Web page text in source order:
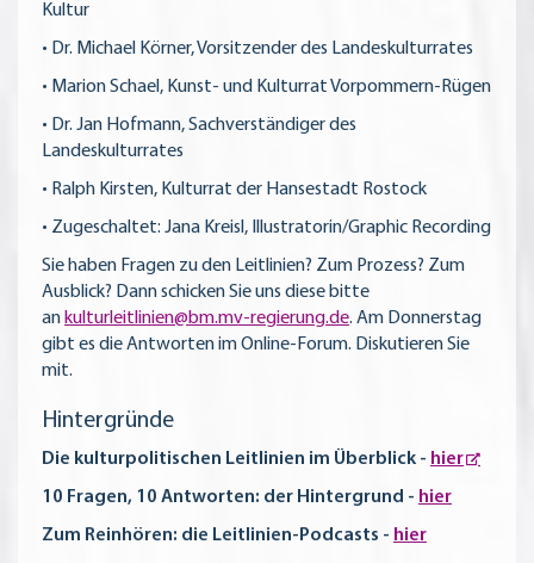
Kultur
• Dr. Michael Körner, Vorsitzender des Landeskulturrates
• Marion Schael, Kunst- und Kulturrat Vorpommern-Rügen
• Dr. Jan Hofmann, Sachverständiger des
Landeskulturrates
• Ralph Kirsten, Kulturrat der Hansestadt Rostock
• Zugeschaltet: Jana Kreisl, Illustratorin/Graphic Recording
Sie haben Fragen zu den Leitlinien? Zum Prozess? Zum
Ausblick? Dann schicken Sie uns diese bitte
ankulturleitlinien@bm.mv-regierung.de. Am Donnerstag
gibt es die Antworten im Online-Forum. Diskutieren Sie
mit.
Hintergründe
Die kulturpolitischen Leitlinien im Überblick - hier
10 Fragen, 10 Antworten: der Hintergrund - hier
Zum Reinhören: die Leitlinien-Podcasts - hier